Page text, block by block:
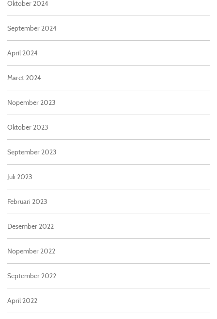
Oktober 2024
September 2024
April 2024
Maret 2024
Nopember 2023
Oktober 2023
September 2023
Juli 2023
Februari 2023
Desember 2022
Nopember 2022
September 2022
April 2022